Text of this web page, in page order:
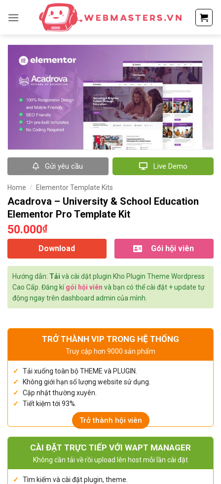
qua
dung
Gửi yêu cầu Live Demo
Home / Elementor Template Kits
Acadrova – University & School Education
Elementor Pro Template Kit
50.000₫
Download Gói hội viên
Hướng dẫn: Tải và cài dặt plugin Kho Plugin Theme Wordpress
Cao Cấp. Đăng kígói hội viên và bạn có thể cài đặt + update tự
động ngay trên dashboard admin của mình.
TRỞ THÀNH VIP TRONG HỆ THỐNG
Truy cập hơn 9000 sản phẩm
Tải xuống toàn bộ THEME và PLUGIN.
Không giới hạn số lượng website sử dụng.
Cập nhật thường xuyên.
Tiết kiệm tới 93%.
Trở thành hội viên
CÀI ĐẶT TRỰC TIẾP VỚI WAPT MANAGER
Không cần tải về rồi upload lên host mỗi lần cài đặt
Tìm kiếm và cài đặt plugin, theme.